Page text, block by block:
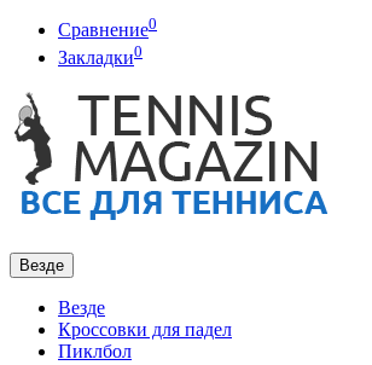
Сравнение0
Закладки0
Везде
Везде
Кроссовки для падел
Пиклбол